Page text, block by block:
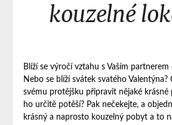
kouzelné
Blíží se výročí vztahu s Vaším
Nebo se blíží svátek svatého
svému protějšku připravit nějaké krásné
ho určitě potěší? Pak nečekejte, a
krásný a naprosto kouzelný pobyt a to